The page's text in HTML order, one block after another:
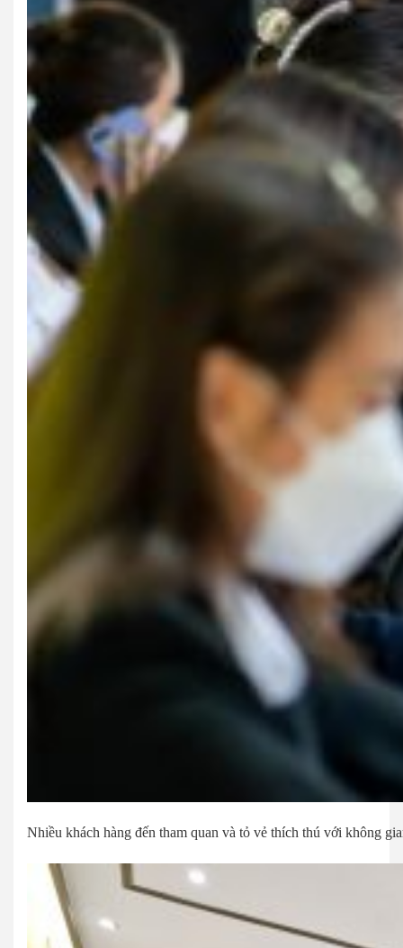
Nhiều khách hàng đến tham quan và tỏ vẻ thích thú với không